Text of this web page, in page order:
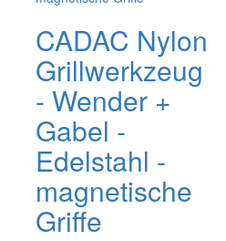
CADAC Nylon
Grillwerkzeug
- Wender +
Gabel -
Edelstahl -
magnetische
Griffe